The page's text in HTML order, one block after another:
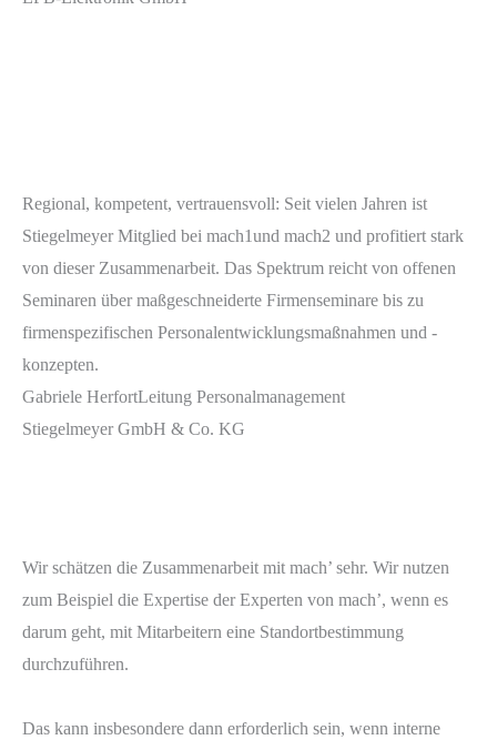
Regional, kompetent, vertrauensvoll: Seit vielen Jahren ist
Stiegelmeyer Mitglied bei mach1und mach2 und profitiert stark
von dieser Zusammenarbeit. Das Spektrum reicht von offenen
Seminaren über maßgeschneiderte Firmenseminare bis zu
firmenspezifischen Personalentwicklungsmaßnahmen und -
konzepten.
Gabriele HerfortLeitung Personalmanagement
Stiegelmeyer GmbH & Co. KG
Wir schätzen die Zusammenarbeit mit mach’ sehr. Wir nutzen
zum Beispiel die Expertise der Experten von mach’, wenn es
darum geht, mit Mitarbeitern eine Standortbestimmung
durchzuführen.
Das kann insbesondere dann erforderlich sein, wenn interne